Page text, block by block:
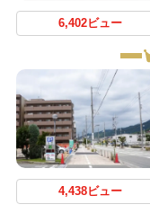
6,402ビュー
4,438ビュー